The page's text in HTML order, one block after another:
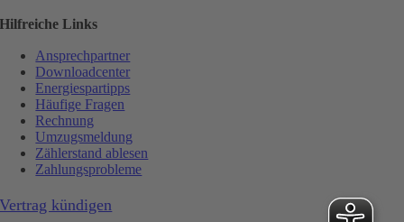
Hilfreiche Links
Ansprechpartner
Downloadcenter
Energiespartipps
Häufige Fragen
Rechnung
Umzugsmeldung
Zählerstand ablesen
Zahlungsprobleme
Vertrag kündigen